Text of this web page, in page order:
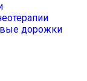
дорожки